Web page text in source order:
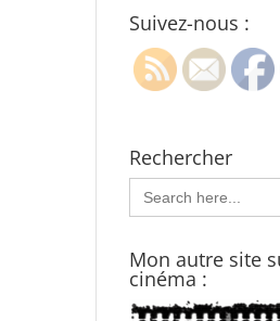
Suivez-nous :
Rechercher
Search
for:
Mon autre site
cinéma :